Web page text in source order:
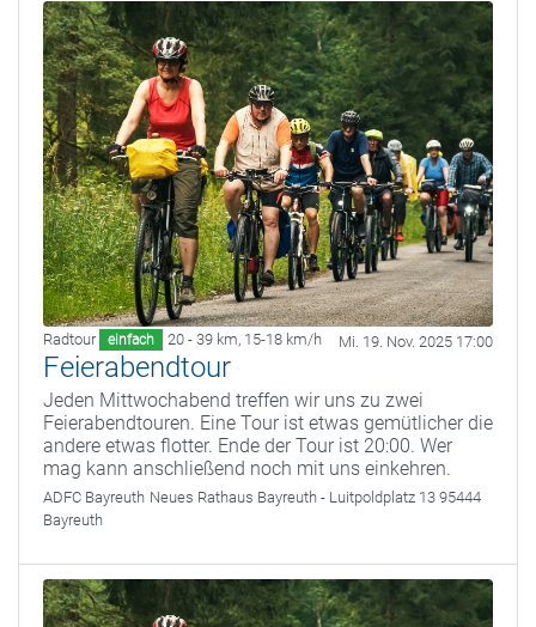
Radtour einfach 20 - 39 km, 15-18 km/h Mi. 19. Nov. 2025 17:00
Feierabendtour
Jeden Mittwochabend treffen wir uns zu zwei
Feierabendtouren. Eine Tour ist etwas gemütlicher die
andere etwas flotter. Ende der Tour ist 20:00. Wer
mag kann anschließend noch mit uns einkehren.
ADFC Bayreuth Neues Rathaus Bayreuth - Luitpoldplatz 13 95444
Bayreuth